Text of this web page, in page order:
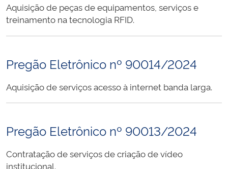
Aquisição de peças de equipamentos, serviços e
treinamento na tecnologia RFID.
Pregão Eletrônico nº 90014/2024
Aquisição de serviços acesso à internet banda larga.
Pregão Eletrônico nº 90013/2024
Contratação de serviços de criação de vídeo
institucional.